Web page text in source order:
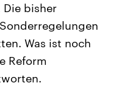
USA
Aktuelle Beiträge,
Hintergründe
gehören die Vereinigten
bisher
Was ist noch
Reform